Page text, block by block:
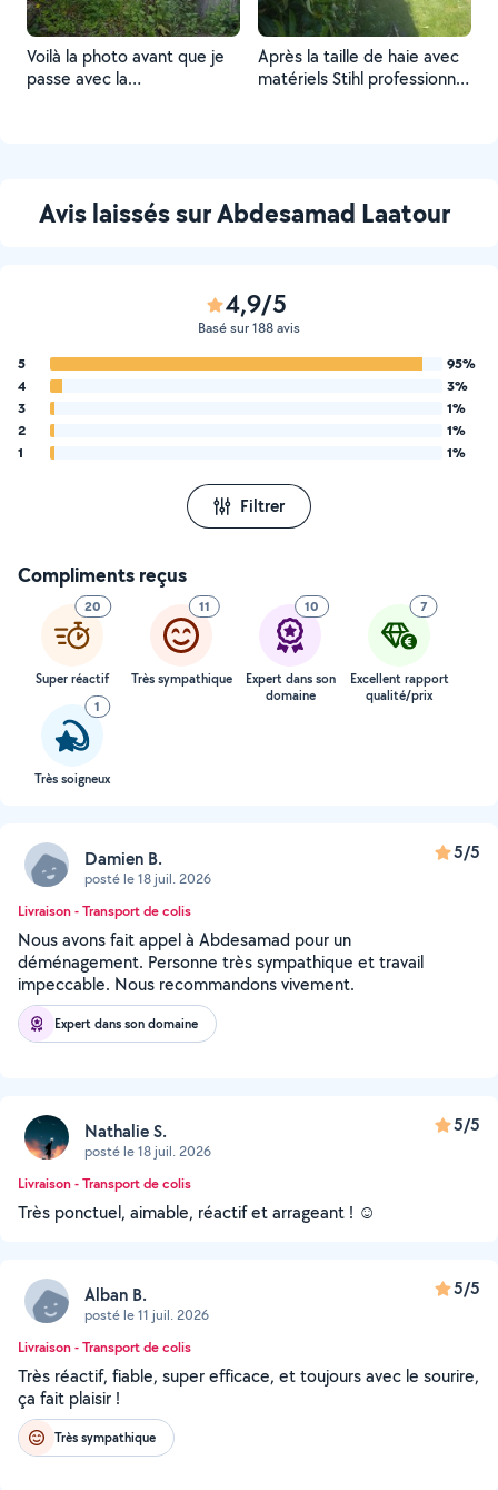
Voilà la photo avant que je
passe avec la
Après la taille de haie avec
matériels Stihl professionnel
Avis laissés sur Abdesamad Laatour
4,9/5
Basé sur 188 avis
5
95%
4
3%
3
1%
2
1%
1
1%
Filtrer
Compliments reçus
20
Super réactif
11
Très sympathique
10
Expert dans son
domaine
7
Excellent rapport
qualité/prix
1
Très soigneux
Damien B.
posté le 18 juil. 2026
5/5
Livraison - Transport de colis
Nous avons fait appel à Abdesamad pour un
déménagement. Personne très sympathique et travail
impeccable. Nous recommandons vivement.
Expert dans son domaine
Nathalie S.
posté le 18 juil. 2026
5/5
Livraison - Transport de colis
Très ponctuel, aimable, réactif et arrageant ! ☺️
Alban B.
posté le 11 juil. 2026
5/5
Livraison - Transport de colis
Très réactif, fiable, super efficace, et toujours avec le sourire,
ça fait plaisir !
Très sympathique